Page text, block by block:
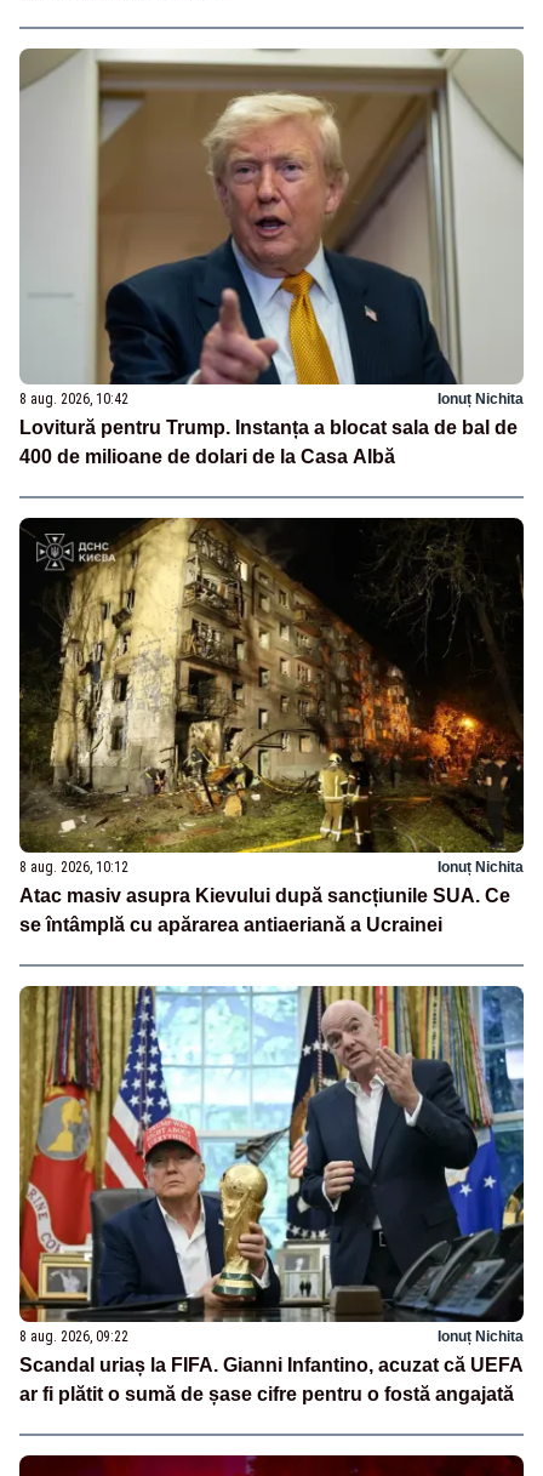
8 aug. 2026, 10:42 Ionuț Nichita
Lovitură pentru Trump. Instanța a blocat sala de bal de
400 de milioane de dolari de la Casa Albă
8 aug. 2026, 10:12 Ionuț Nichita
Atac masiv asupra Kievului după sancțiunile SUA. Ce
se întâmplă cu apărarea antiaeriană a Ucrainei
8 aug. 2026, 09:22 Ionuț Nichita
Scandal uriaș la FIFA. Gianni Infantino, acuzat că UEFA
ar fi plătit o sumă de șase cifre pentru o fostă angajată